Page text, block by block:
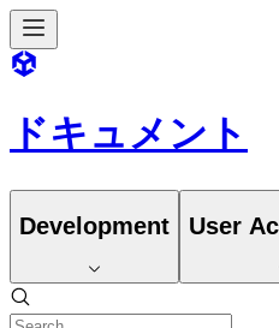
ドキュメント
Development User